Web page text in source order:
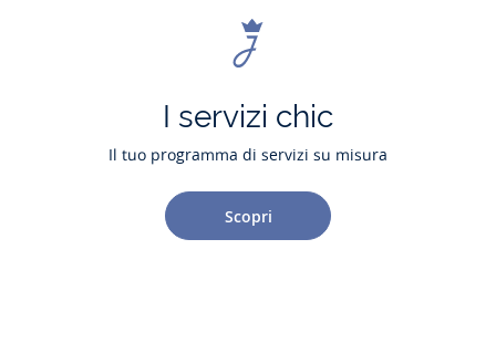
I servizi chic
Il tuo programma di servizi su misura
Scopri